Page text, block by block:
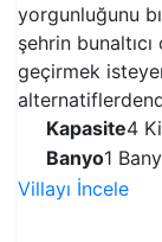
yorgunluğunu
şehrin
geçirmek
Kapasite4
Banyo1
Villayı İncele